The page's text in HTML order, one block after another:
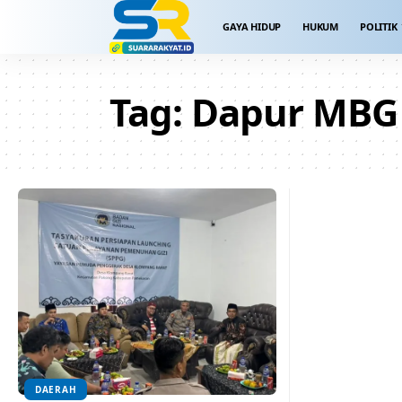
GAYA HIDUP HUKUM POLITIK
Tag: Dapur MBG
DAERAH